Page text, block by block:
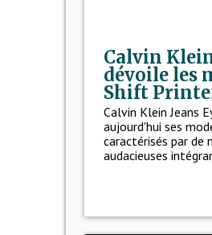
Calvin
dévoile les
Shift
Calvin Klein Jeans
aujourd'hui ses
caractérisés par de
audacieuses